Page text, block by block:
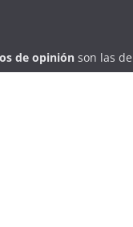
de opinión son las